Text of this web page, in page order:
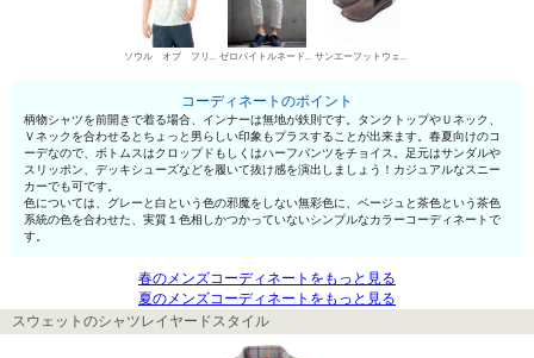
ソウル オブ フリーダム！ タンクトップ ゼロバイトルネードマート デニムパンツ・ジーンズ サンエーフットウェア スリッポン
コーディネートのポイント
柄物シャツを前開きで着る場合、インナーは無地が鉄則です。タンクトップやＵネック、
Ｖネックを合わせるとちょっと男らしい印象もプラスすることが出来ます。春夏向けのコ
ーデなので、ボトムスはクロップドもしくはハーフパンツをチョイス。足元はサンダルや
スリッポン、デッキシューズなどを履いて抜け感を演出しましょう！カジュアルなスニー
カーでも可です。
色については、グレーと白という色の邪魔をしない無彩色に、ベージュと茶色という茶色
系統の色を合わせた、実質１色相しかつかっていないシンプルなカラーコーディネートで
す。
春のメンズコーディネートをもっと見る
夏のメンズコーディネートをもっと見る
スウェットのシャツレイヤードスタイル